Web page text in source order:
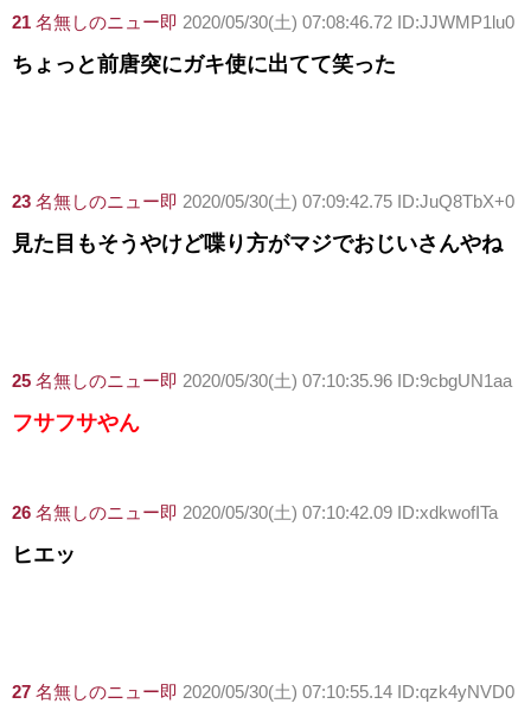
21 名無しのニュー即 2020/05/30(土) 07:08:46.72 ID:JJWMP1lu0
ちょっと前唐突にガキ使に出てて笑った
23 名無しのニュー即 2020/05/30(土) 07:09:42.75 ID:JuQ8TbX+0
見た目もそうやけど喋り方がマジでおじいさんやね
25 名無しのニュー即 2020/05/30(土) 07:10:35.96 ID:9cbgUN1aa
フサフサやん
26 名無しのニュー即 2020/05/30(土) 07:10:42.09 ID:xdkwofITa
ヒエッ
27 名無しのニュー即 2020/05/30(土) 07:10:55.14 ID:qzk4yNVD0